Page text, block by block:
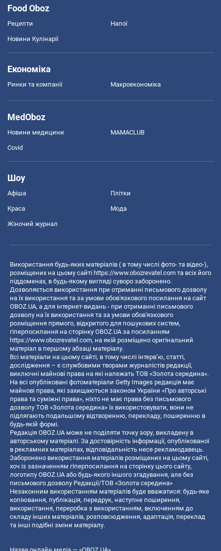
Food Oboz
Рецепти Напої
Новини Кулінарії
Економіка
Ринки та компанії Макроекономіка
MedOboz
Новини медицини MAMACLUB
Covid
Шоу
Афіша Плітки
Краса Мода
Жіночий журнал
Використання будь-яких матеріалів ( в тому числі фото- та відео-),
розміщених на цьому сайті https://www.obozrevatel.com та всіх його
піддоменах, в будь-якому вигляді суворо заборонено.
Дозволяється використання при отриманні письмового дозволу
на їх використання та за умови обов'язкового посилання на сайт
OBOZ.UA, а для інтернет-видань - при отриманні письмового
дозволу на їх використання та за умови обов'язкового
розміщення прямого, відкритого для пошукових систем,
гіперпосилання на сторінку OBOZ.UA за посиланням
https://www.obozrevatel.com, на якій розміщено оригінальний
матеріал в першому абзаці матеріалу.
Всі матеріали на цьому сайті, в тому числі інтерв’ю, статті,
дослідження – є службовими творами журналістів редакції,
виключні майнові права на які належать ТОВ «Золота середина».
На всі опубліковані фотоматеріали Getty Images редакція має
майнові права, які захищаються законом України «Про авторські
права та суміжні права», ніхто не має права без письмового
дозволу ТОВ «Золота середина» їх використовувати, вони не
підлягають подальшому відтворенню, перекладу, поширенню в
будь-якій формі.
Редакція OBOZ.UA може не поділяти точку зору, викладену в
авторському матеріалі. За достовірність інформації, опублікованої
в рекламних матеріалах, відповідальність несе рекламодавець.
Заборонено використання матеріалів розміщених на цьому сайті,
хоч із зазначенням гіперпосилання на сторінку цього сайту,
логотипу OBOZ.UA або будь-якого іншого згадування, але без
письмового дозволу Редакції/ТОВ «Золота середина»
Незаконним використанням матеріалів буде вважатися: будь-яке
копiювання, публiкацiя, передрук, наступне поширення,
використання, переробка з використанням, включенням до
складу інших матеріалів, розповсюдження, адаптація, переклад
та інші подібні зміни матеріалу.